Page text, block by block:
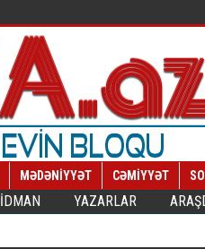
MƏDƏNİYYƏT CƏMİYYƏT
İDMAN YAZARLAR